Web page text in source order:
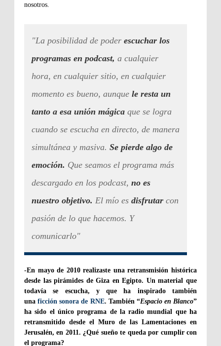
nosotros.
"La posibilidad de poder escuchar los
programas en podcast, a cualquier
hora, en cualquier sitio, en cualquier
momento es bueno, aunque le resta un
tanto a esa unión mágica que se logra
cuando se escucha en directo, de manera
simultánea y masiva. Se pierde algo de
emoción. Que seamos el programa más
descargado en los podcast, no es
nuestro objetivo. El mío es disfrutar con
pasión de lo que hacemos. Y
comunicarlo"
-En mayo de 2010 realizaste una retransmisión histórica
desde las pirámides de Giza en Egipto. Un material que
todavía se escucha, y que ha inspirado también
unaficción sonora de RNE. También “Espacio en Blanco”
ha sido el único programa de la radio mundial que ha
retransmitido desde el Muro de las Lamentaciones en
Jerusalén, en 2011. ¿Qué sueño te queda por cumplir con
el programa?